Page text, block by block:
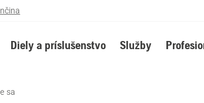
Diely a príslušenstvo Služby
sa